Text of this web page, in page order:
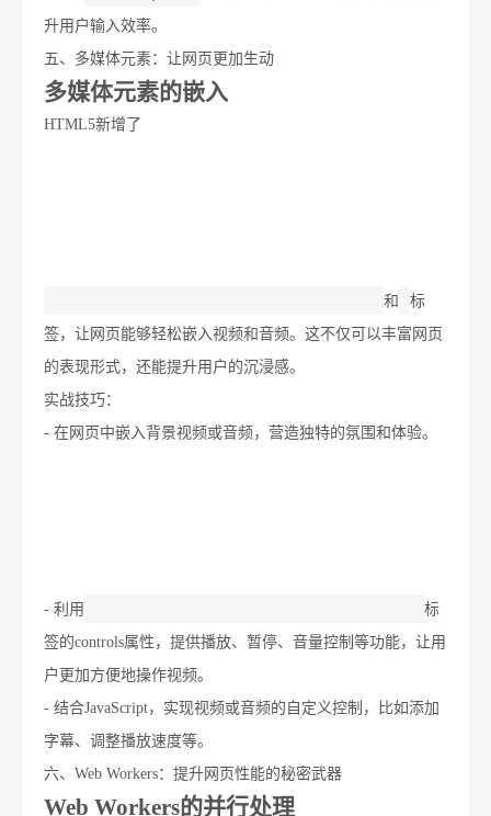
升用户输入效率。
五、多媒体元素：让网页更加生动
多媒体元素的嵌入
HTML5新增了
和
标
签，让网页能够轻松嵌入视频和音频。这不仅可以丰富网页
的表现形式，还能提升用户的沉浸感。
实战技巧：
- 在网页中嵌入背景视频或音频，营造独特的氛围和体验。
- 利用
标
签的controls属性，提供播放、暂停、音量控制等功能，让用
户更加方便地操作视频。
- 结合JavaScript，实现视频或音频的自定义控制，比如添加
字幕、调整播放速度等。
六、Web Workers：提升网页性能的秘密武器
Web Workers的并行处理